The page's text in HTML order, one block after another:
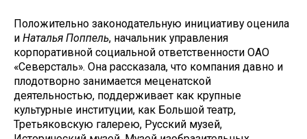
Положительно законодательную инициативу оценила
и Наталья Поппель, начальник управления
корпоративной социальной ответственности ОАО
«Северсталь». Она рассказала, что компания давно и
плодотворно занимается меценатской
деятельностью, поддерживает как крупные
культурные институции, как Большой театр,
Третьяковскую галерею, Русский музей,